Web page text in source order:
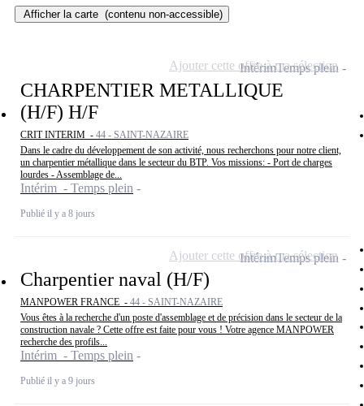
Afficher la carte (contenu non-accessible)
CHARPENTIER METALLIQUE
(H/F) H/F
CRIT INTERIM - 44 - SAINT-NAZAIRE
Dans le cadre du développement de son activité, nous recherchons pour notre client,
un charpentier métallique dans le secteur du BTP. Vos missions: - Port de charges
lourdes - Assemblage de...
Intérim - Temps plein
Publié il y a 8 jours
IntérimTemps plein
Ajouter cette offre à ma sélection
Charpentier naval (H/F)
MANPOWER FRANCE - 44 - SAINT-NAZAIRE
Vous êtes à la recherche d'un poste d'assemblage et de précision dans le secteur de la
construction navale ? Cette offre est faite pour vous ! Votre agence MANPOWER
recherche des profils...
Intérim - Temps plein
Publié il y a 9 jours
IntérimTemps plein
Ajouter cette offre à ma sélection